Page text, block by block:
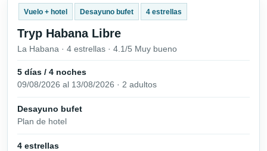
Vuelo + hotel Desayuno bufet 4 estrellas
Tryp Habana Libre
La Habana · 4 estrellas · 4.1/5 Muy bueno
5 días / 4 noches
09/08/2026 al 13/08/2026 · 2 adultos
Desayuno bufet
Plan de hotel
4 estrellas